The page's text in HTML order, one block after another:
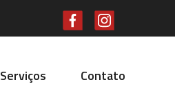
Serviços Contato